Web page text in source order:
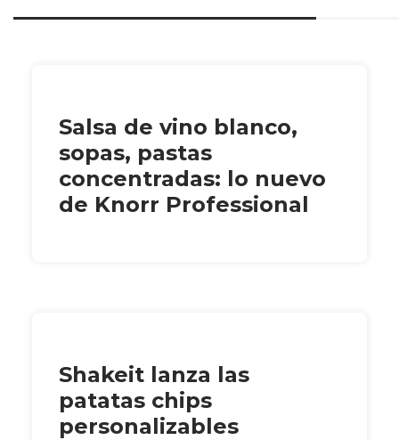
Salsa de vino blanco,
sopas, pastas
concentradas: lo nuevo
de Knorr Professional
Shakeit lanza las
patatas chips
personalizables